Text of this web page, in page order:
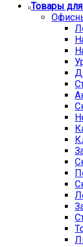
Товары